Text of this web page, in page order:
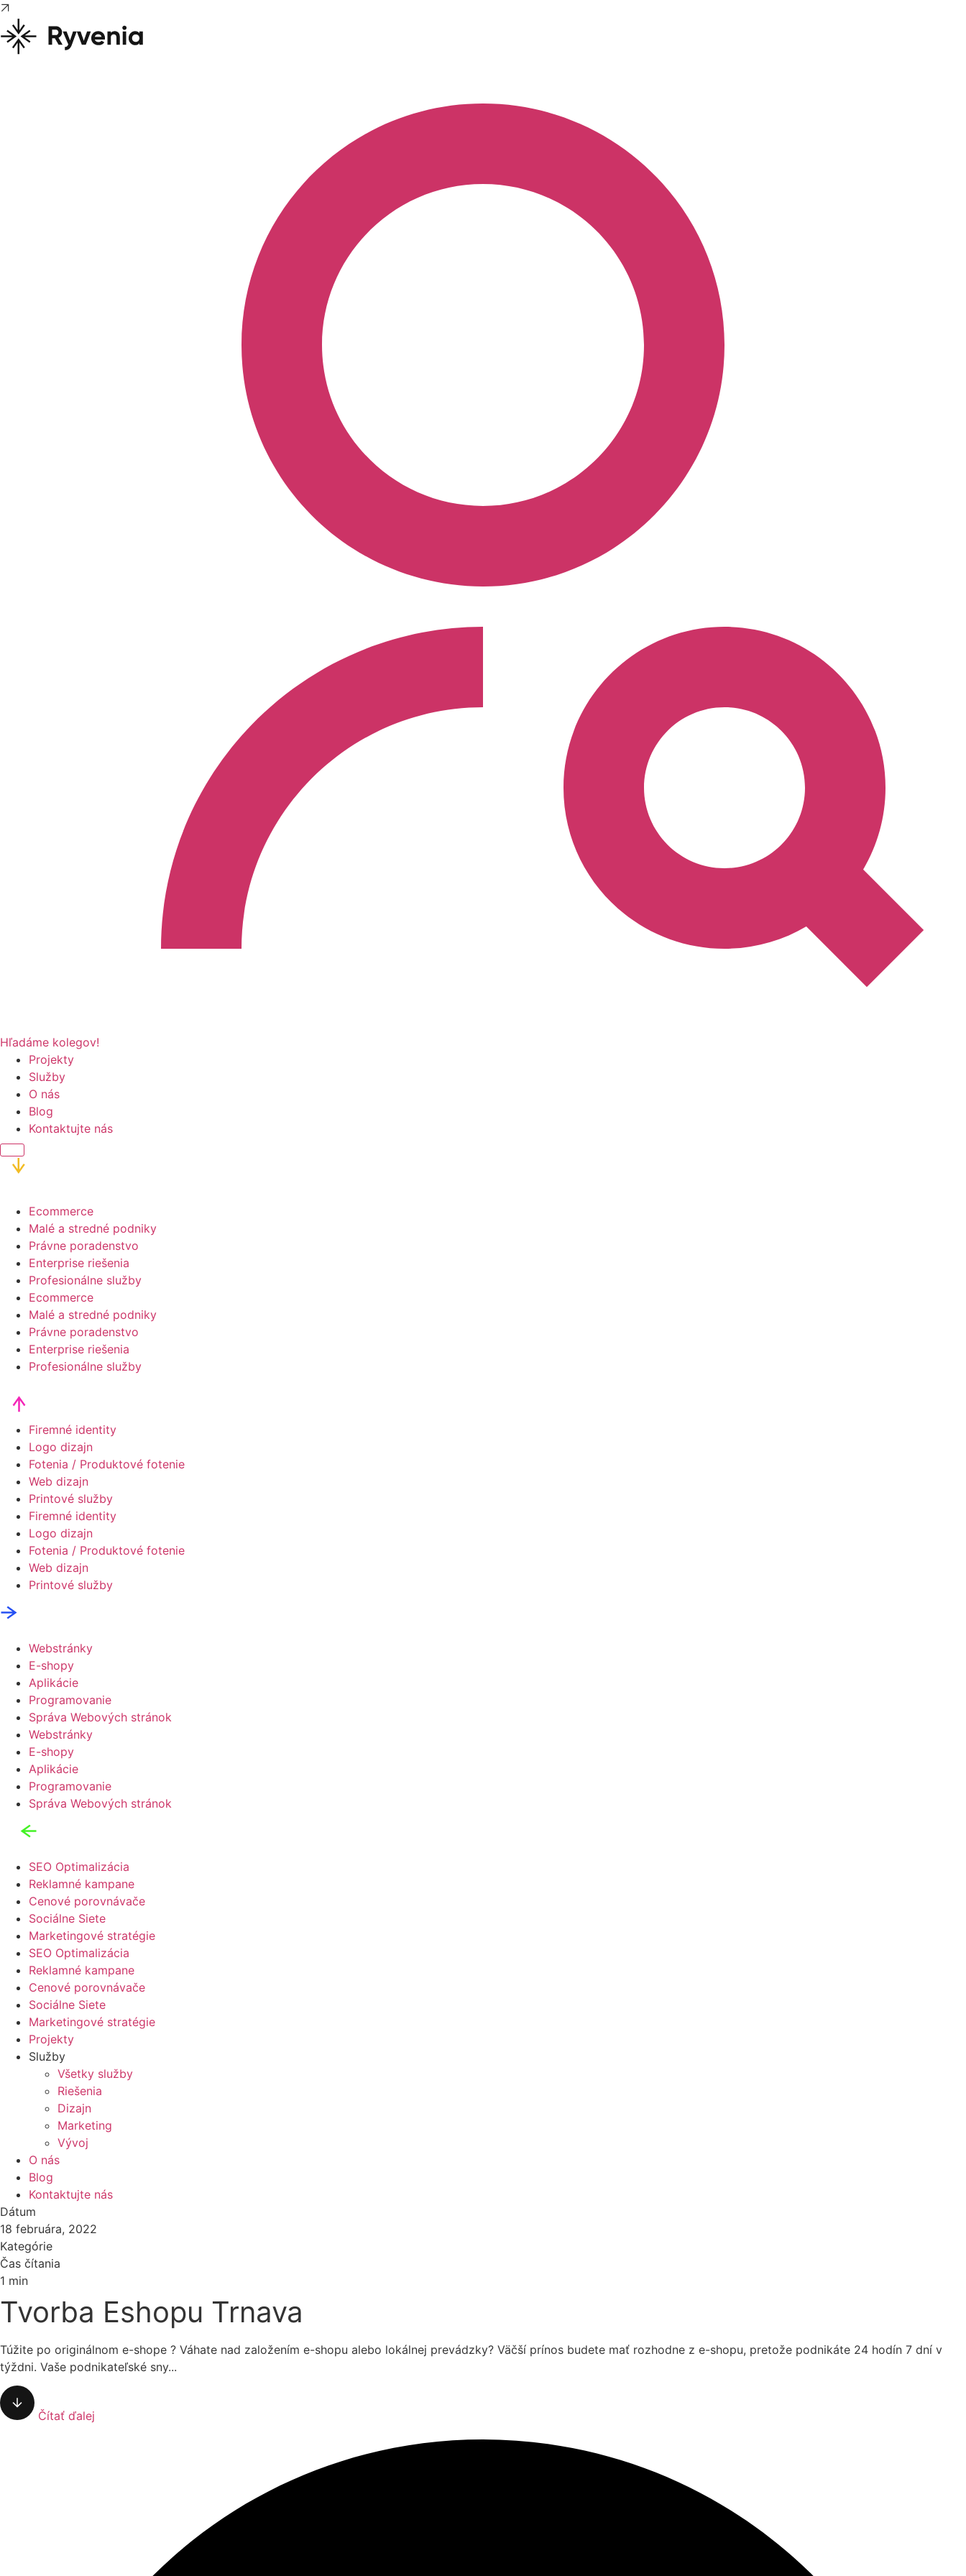
Preskočiť
na
obsah
Hľadáme kolegov!
Projekty
Služby
O nás
Blog
Kontaktujte nás
Ecommerce
Malé a stredné podniky
Právne poradenstvo
Enterprise riešenia
Profesionálne služby
Ecommerce
Malé a stredné podniky
Právne poradenstvo
Enterprise riešenia
Profesionálne služby
Firemné identity
Logo dizajn
Fotenia / Produktové fotenie
Web dizajn
Printové služby
Firemné identity
Logo dizajn
Fotenia / Produktové fotenie
Web dizajn
Printové služby
Webstránky
E-shopy
Aplikácie
Programovanie
Správa Webových stránok
Webstránky
E-shopy
Aplikácie
Programovanie
Správa Webových stránok
SEO Optimalizácia
Reklamné kampane
Cenové porovnávače
Sociálne Siete
Marketingové stratégie
SEO Optimalizácia
Reklamné kampane
Cenové porovnávače
Sociálne Siete
Marketingové stratégie
Projekty
Služby
Všetky služby
Riešenia
Dizajn
Marketing
Vývoj
O nás
Blog
Kontaktujte nás
Dátum
18 februára, 2022
Kategórie
Čas čítania
1 min
Tvorba Eshopu Trnava
Túžite po originálnom e-shope ? Váhate nad založením e-shopu alebo lokálnej prevádzky? Väčší prínos budete mať rozhodne z e-shopu, pretože podnikáte 24 hodín 7 dní v
týždni. Vaše podnikateľské sny...
Čítať ďalej